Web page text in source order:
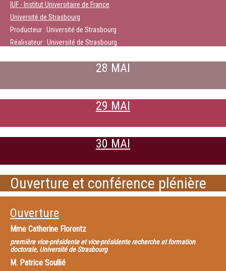
IUF - Institut Universitaire de France
Université de Strasbourg
Producteur : Université de Strasbourg
Réalisateur : Université de Strasbourg
28 MAI
29 MAI
30 MAI
Ouverture et conférence plénière
Ouverture
Mme Catherine Florentz
première vice-présidente et vice-présidente recherche et formation
doctorale, Université de Strasbourg
M. Patrice Soullié